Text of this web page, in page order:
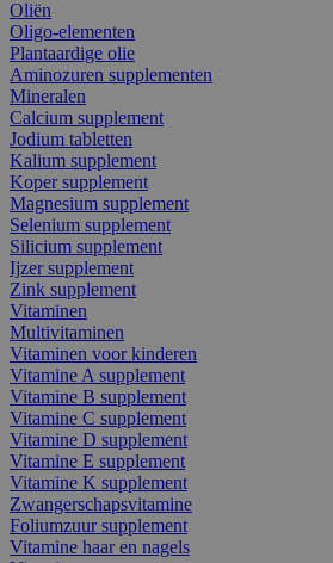
Oliën
Oligo-elementen
Plantaardige olie
Aminozuren supplementen
Mineralen
Calcium supplement
Jodium tabletten
Kalium supplement
Koper supplement
Magnesium supplement
Selenium supplement
Silicium supplement
Ijzer supplement
Zink supplement
Vitaminen
Multivitaminen
Vitaminen voor kinderen
Vitamine A supplement
Vitamine B supplement
Vitamine C supplement
Vitamine D supplement
Vitamine E supplement
Vitamine K supplement
Zwangerschapsvitamine
Foliumzuur supplement
Vitamine haar en nagels